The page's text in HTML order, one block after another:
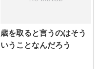
歳を取ると言うのはそう
いうことなんだろう